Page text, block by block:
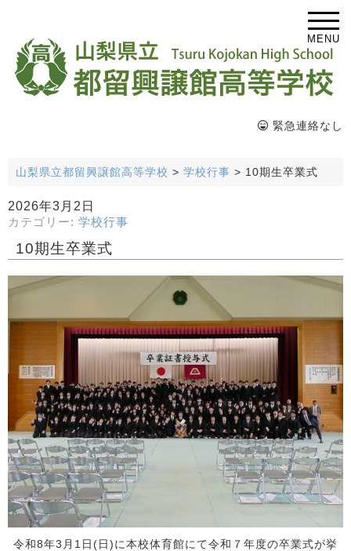
MENU
緊急連絡なし
山梨県立都留興譲館高等学校 > 学校行事 > 10期生卒業式
2026年3月2日
カテゴリー: 学校行事
10期生卒業式
令和8年3月1日(日)に本校体育館にて令和７年度の卒業式が挙